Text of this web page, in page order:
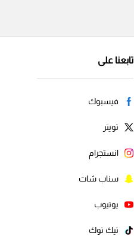
تابعنا على
فيسبوك
تويتر
انستجرام
سناب شات
يوتيوب
تيك توك